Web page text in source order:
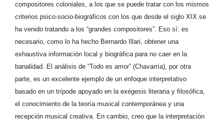
compositores coloniales, a los que se puede tratar con los mismos
criterios psico-socio-biográficos con los que desde el siglo XIX se
ha venido tratando a los “grandes compositores”. Eso sí: es
necesario, como lo ha hecho Bernardo Illari, obtener una
exhaustiva información local y biográfica para no caer en la
banalidad. El análisis de “Todo es amor” (Chavarría), por otra
parte, es un excelente ejemplo de un enfoque interpretativo
basado en un trípode apoyado en la exégesis literaria y filosófica,
el conocimiento de la teoría musical contemporánea y una
recepción musical creativa. En cambio, creo que la interpretación